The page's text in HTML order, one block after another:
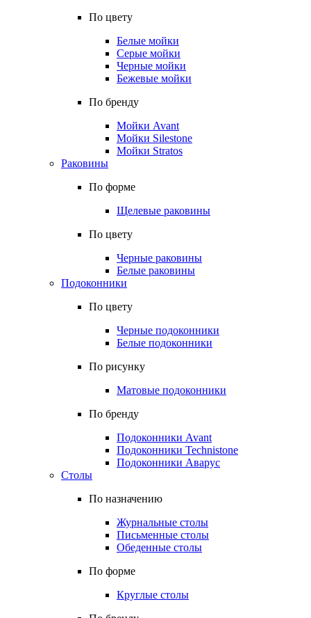
По цвету
Белые мойки
Серые мойки
Черные мойки
Бежевые мойки
По бренду
Мойки Avant
Мойки Silestone
Мойки Stratos
Раковины
По форме
Щелевые раковины
По цвету
Черные раковины
Белые раковины
Подоконники
По цвету
Черные подоконники
Белые подоконники
По рисунку
Матовые подоконники
По бренду
Подоконники Avant
Подоконники Technistone
Подоконники Аварус
Столы
По назначению
Журнальные столы
Письменные столы
Обеденные столы
По форме
Круглые столы